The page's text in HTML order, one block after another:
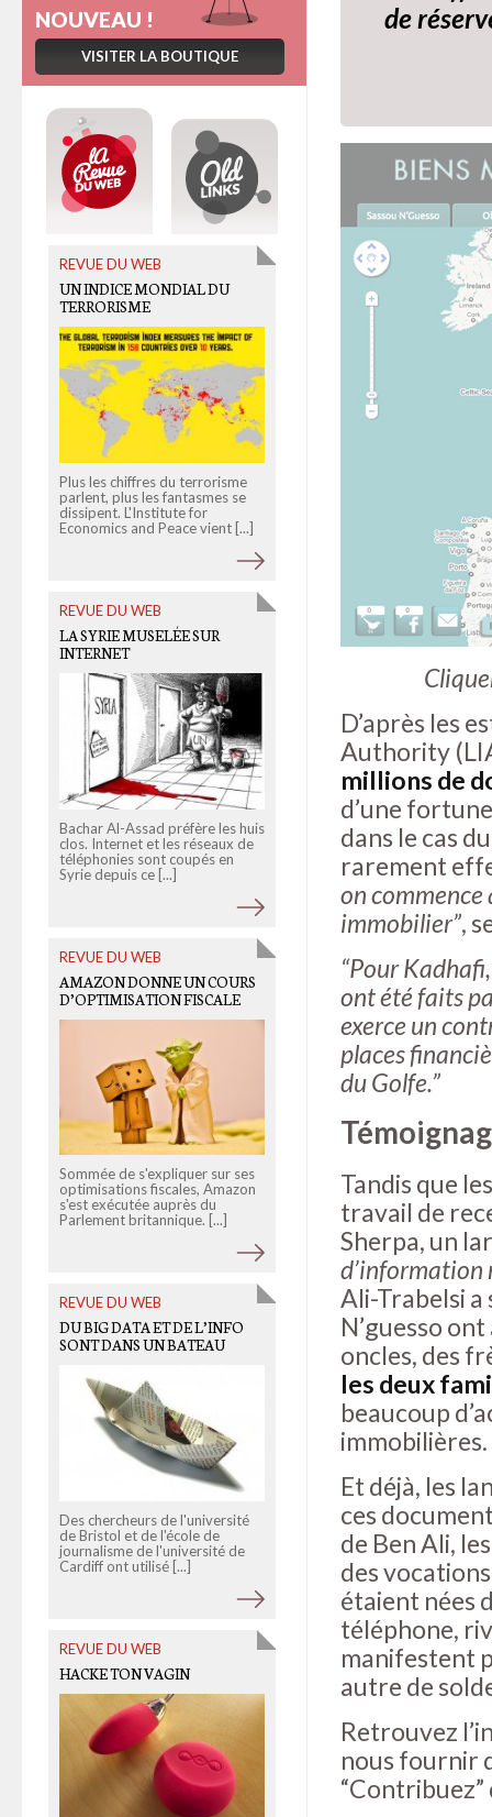
de
D’après les
Authority
millions de
d’une
dans le cas
rarement
on commence
immobilier”,
“Pour
ont été faits
exerce un
places
du Golfe.”
Tandis que
travail de
Sherpa, un
d’information
Ali-Trabelsi a
N’guesso
oncles, des
les deux
beaucoup
immobilières.
Et déjà, les
ces
de Ben Ali,
des
étaient nées
téléphone,
manifestent
autre de
Retrouvez
nous fournir
“Contribuez”
NOUVEAU !
VISITER LA BOUTIQUE
REVUE DU WEB
UN INDICE MONDIAL DU
TERRORISME
Plus les chiffres du terrorisme
parlent, plus les fantasmes se
dissipent. L'Institute for
Economics and Peace vient [...]
REVUE DU WEB
LA SYRIE MUSELÉE SUR
INTERNET
Bachar Al-Assad préfère les huis
clos. Internet et les réseaux de
téléphonies sont coupés en
Syrie depuis ce [...]
REVUE DU WEB
AMAZON DONNE UN COURS
D’OPTIMISATION FISCALE
Sommée de s'expliquer sur ses
optimisations fiscales, Amazon
s'est exécutée auprès du
Parlement britannique. [...]
REVUE DU WEB
DU BIG DATA ET DE L’INFO
SONT DANS UN BATEAU
Des chercheurs de l'université
de Bristol et de l'école de
journalisme de l'université de
Cardiff ont utilisé [...]
REVUE DU WEB
HACKE TON VAGIN
OLD LINKS
MY BIG BROTHER
[INFOGRAPHIE]
propose en effet à ses [...]
OLD LINKS
LES FAMILLES D’EXTRÊME
DROITE SUR INTERNET
En analysant 377 sites
d'extrême droite ou sites de
référence pour l'extrême
nous avons pu dégager 6 [...]
OLD LINKS
GRAND PRIX DE LA
RÉPRESSION
Profilage politique, arrestations
préventives, interdictions
arbitraires... De multiples
témoignages diffusés [...]
OLD LINKS
TWITTER EXPLIQUÉ À TA
GRAND-MÈRE
Aussi surprenant que cela
puisse paraître, nous
rencontrons souvent des